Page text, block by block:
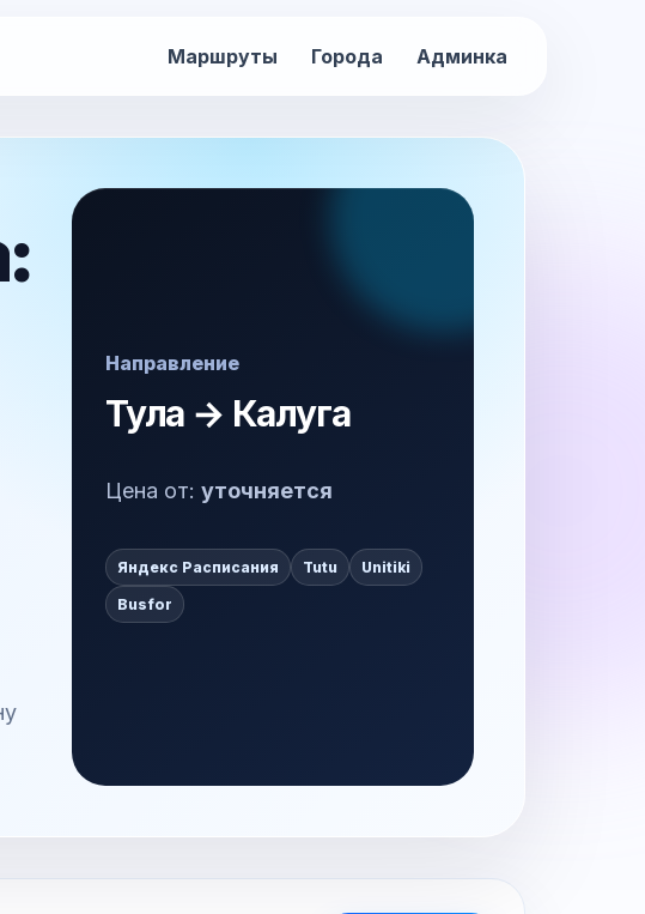
Маршруты Города Админка
Направление
Тула → Калуга
Цена от: уточняется
Яндекс Расписания Tutu Unitiki
Busfor